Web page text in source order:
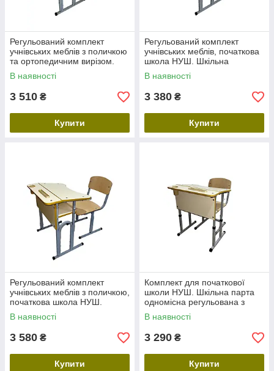
Регульований комплект
учнівських меблів з поличкою
та ортопедичним вирізом.
Шкільна регульована парта,
стілець трансформер
В наявності
3 510 ₴
Купити
Регульований комплект
учнівських меблів, початкова
школа НУШ. Шкільна
регульована парта, стілець
трансформер
В наявності
3 380 ₴
Купити
Регульований комплект
учнівських меблів з поличкою,
початкова школа НУШ.
Шкільна регульована парта,
стілець трансформер
В наявності
3 580 ₴
Купити
Комплект для початкової
школи НУШ. Шкільна парта
одномісна регульована з
нахилом + стілець
трансформер
В наявності
3 290 ₴
Купити